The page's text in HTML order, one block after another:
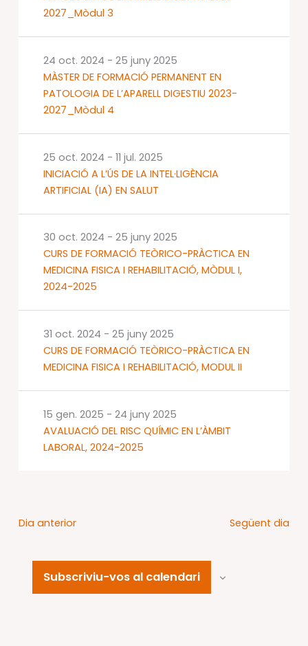
2027_Mòdul 3
MÀSTER DE FORMACIÓ PERMANENT EN
PATOLOGIA DE L’APARELL DIGESTIU 2023-
2027_Mòdul 4
24 oct. 2024 - 25 juny 2025
INICIACIÓ A L’ÚS DE LA INTEL·LIGÈNCIA
ARTIFICIAL (IA) EN SALUT
25 oct. 2024 - 11 jul. 2025
CURS DE FORMACIÓ TEÒRICO-PRÀCTICA EN
MEDICINA FISICA I REHABILITACIÓ, MÒDUL I,
2024-2025
30 oct. 2024 - 25 juny 2025
CURS DE FORMACIÓ TEÒRICO-PRÀCTICA EN
MEDICINA FISICA I REHABILITACIÓ, MODUL II
31 oct. 2024 - 25 juny 2025
AVALUACIÓ DEL RISC QUÍMIC EN L’ÀMBIT
LABORAL, 2024-2025
15 gen. 2025 - 24 juny 2025
Dia anterior Següent dia
Subscriviu-vos al calendari